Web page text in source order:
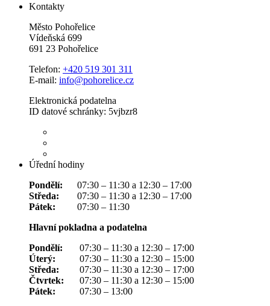
Kontakty
Město Pohořelice
Vídeňská 699
691 23 Pohořelice
Telefon: +420 519 301 311
E-mail: info@pohorelice.cz
Elektronická podatelna
ID datové schránky: 5vjbzr8
Úřední hodiny
Pondělí:
07:30 – 11:30 a 12:30 – 17:00
Středa:
07:30 – 11:30 a 12:30 – 17:00
Pátek:
07:30 – 11:30
Hlavní pokladna a podatelna
Pondělí:
07:30 – 11:30 a 12:30 – 17:00
Úterý:
07:30 – 11:30 a 12:30 – 15:00
Středa:
07:30 – 11:30 a 12:30 – 17:00
Čtvrtek:
07:30 – 11:30 a 12:30 – 15:00
Pátek:
07:30 – 13:00